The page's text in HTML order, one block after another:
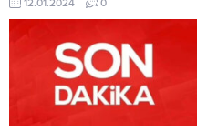
Harekâtı bölgesinde 12 Ocak
sızmaya çalışan teröristlerle çıkan
çatışmada beş kahraman silah
arkadaşımız şehit olmuş, üçü ağır
sekiz kahraman silah arkadaşımız
da yaralanmıştır. Yaralılarımız
12.01.2024 0